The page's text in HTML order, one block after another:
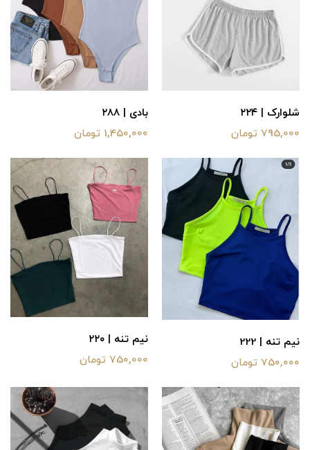
شلوارک | ۲۲۴
795,000 تومان
بادی | ۲88
1,450,000 تومان
نیم تنه | 222
750,000 تومان
نیم تنه | ۲۲۰
750,000 تومان